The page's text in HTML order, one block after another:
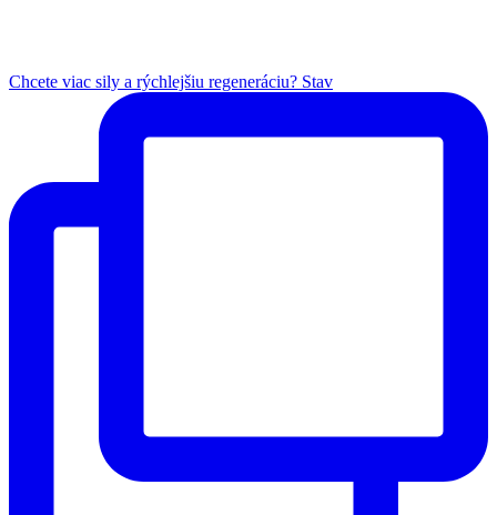
Chcete viac sily a rýchlejšiu regeneráciu? Stav